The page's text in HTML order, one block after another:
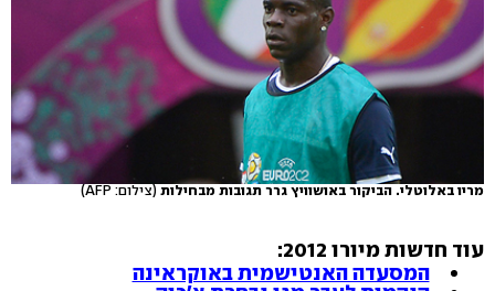
מריו באלוטלי. הביקור באושוויץ גרר תגובות מבחילות(צילום: AFP)
עוד חדשות מיורו 2012:
המסעדה האנטישמית באוקראינה